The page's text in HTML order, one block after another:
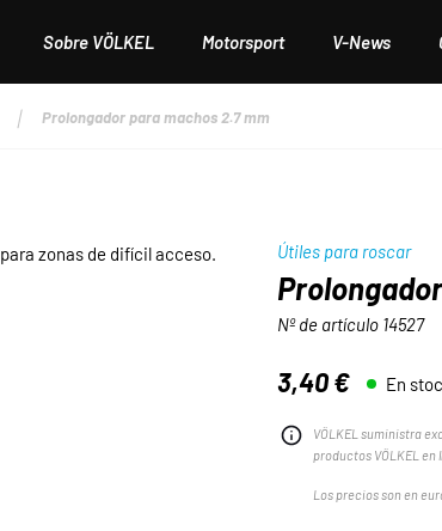
Sobre VÖLKEL Motorsport V-News
Prolongador para machos 2.7 mm
Útiles para roscar
Nº de artículo 14527
Precio normal:
3,40 € En
VÖLKEL suministra
productos VÖLKEL en
Los precios son en